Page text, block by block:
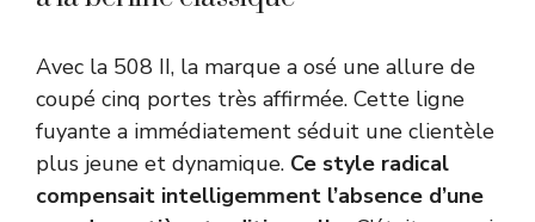
Avec la 508 II, la marque a osé une allure de
coupé cinq portes très affirmée. Cette ligne
fuyante a immédiatement séduit une clientèle
plus jeune et dynamique. Ce style radical
compensait intelligemment l’absence d’une